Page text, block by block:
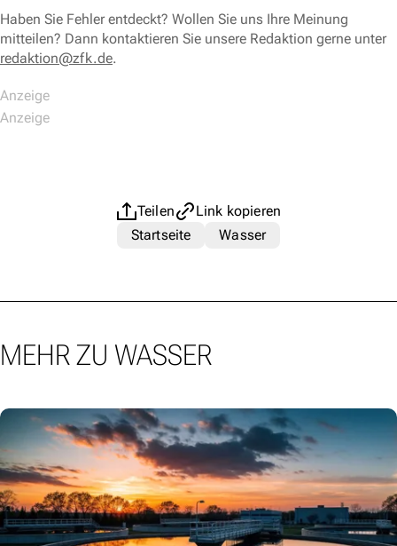
Haben Sie Fehler entdeckt? Wollen Sie uns Ihre Meinung
mitteilen? Dann kontaktieren Sie unsere Redaktion gerne unter
redaktion@zfk.de.
Teilen
Link kopieren
Startseite
Wasser
MEHR ZU WASSER